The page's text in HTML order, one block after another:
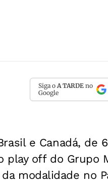
Siga o A TARDE no
Google
e Canadá, de
play off do Grupo
modalidade no